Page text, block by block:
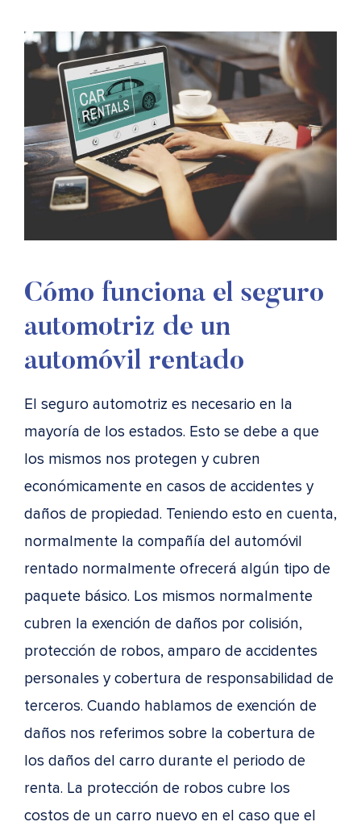
Cómo funciona el seguro
automotriz de un
automóvil rentado
El seguro automotriz es necesario en la
mayoría de los estados. Esto se debe a que
los mismos nos protegen y cubren
económicamente en casos de accidentes y
daños de propiedad. Teniendo esto en cuenta,
normalmente la compañía del automóvil
rentado normalmente ofrecerá algún tipo de
paquete básico. Los mismos normalmente
cubren la exención de daños por colisión,
protección de robos, amparo de accidentes
personales y cobertura de responsabilidad de
terceros. Cuando hablamos de exención de
daños nos referimos sobre la cobertura de
los daños del carro durante el periodo de
renta. La protección de robos cubre los
costos de un carro nuevo en el caso que el